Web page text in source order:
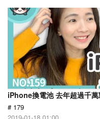
iPhone換電池 去年超過千
# 179